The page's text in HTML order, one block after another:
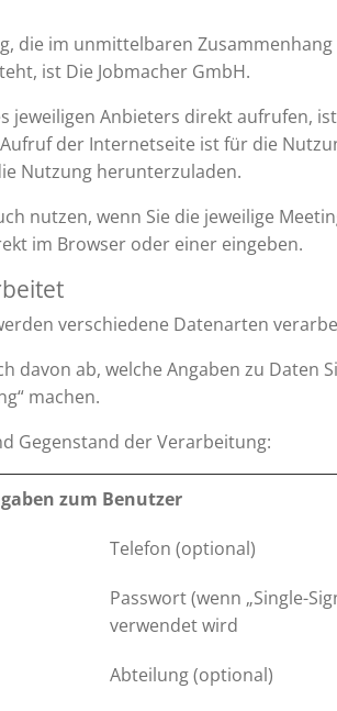
die im unmittelbaren
ist Die Jobmacher GmbH.
jeweiligen Anbieters direkt aufrufen,
der Internetseite ist für die
Nutzung herunterzuladen.
nutzen, wenn Sie die jeweilige
im Browser oder einer eingeben.
verschiedene Datenarten
davon ab, welche Angaben zu Daten
machen.
Gegenstand der Verarbeitung:
zum Benutzer
Telefon (optional)
Passwort (wenn „Single-
verwendet wird
Abteilung (optional)